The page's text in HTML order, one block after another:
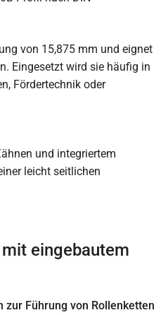
von 15,875 mm und eignet
Eingesetzt wird sie häufig in
Fördertechnik oder
eingebautem
zur Führung von Rollenketten